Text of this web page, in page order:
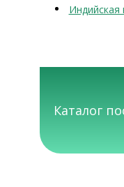
Индийская
Каталог